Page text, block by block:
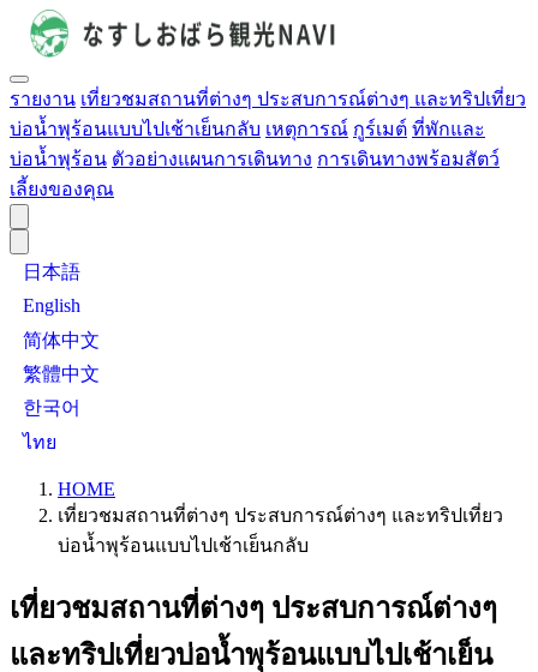
รายงาน เที่ยวชมสถานที่ต่างๆ ประสบการณ์ต่างๆ และทริปเที่ยว
บ่อน้ำพุร้อนแบบไปเช้าเย็นกลับ เหตุการณ์ กูร์เมต์ ที่พักและ
บ่อน้ำพุร้อน ตัวอย่างแผนการเดินทาง การเดินทางพร้อมสัตว์
เลี้ยงของคุณ
日本語
English
简体中文
繁體中文
한국어
ไทย
HOME
เที่ยวชมสถานที่ต่างๆ ประสบการณ์ต่างๆ และทริปเที่ยว
บ่อน้ำพุร้อนแบบไปเช้าเย็นกลับ
เที่ยวชมสถานที่ต่างๆ ประสบการณ์ต่างๆ
และทริปเที่ยวบ่อน้ำพุร้อนแบบไปเช้าเย็น